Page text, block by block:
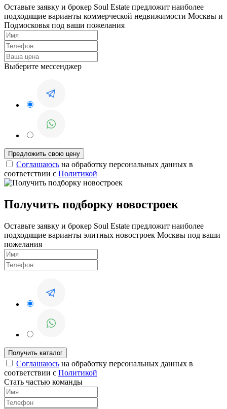
Оставьте заявку и брокер Soul Estate предложит наиболее
подходящие варианты коммерческой недвижимости Москвы и
Подмосковья под ваши пожелания
Выберите мессенджер
Соглашаюсь на обработку персональных данных в
соответствии с Политикой
Получить подборку новостроек
Оставьте заявку и брокер Soul Estate предложит наиболее
подходящие варианты элитных новостроек Москвы под ваши
пожелания
Соглашаюсь на обработку персональных данных в
соответствии с Политикой
Стать частью команды